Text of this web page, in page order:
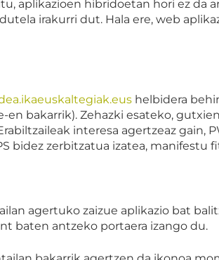
aplikazioen hibridoetan hori ez da
irakurri dut. Hala ere, web
helbidera
bakarrik). Zehazki esateko,
interesa agertzeaz
bidez zerbitzatua izatea,
agertuko zaizue aplikazio bat
baten antzeko portaera izango du.